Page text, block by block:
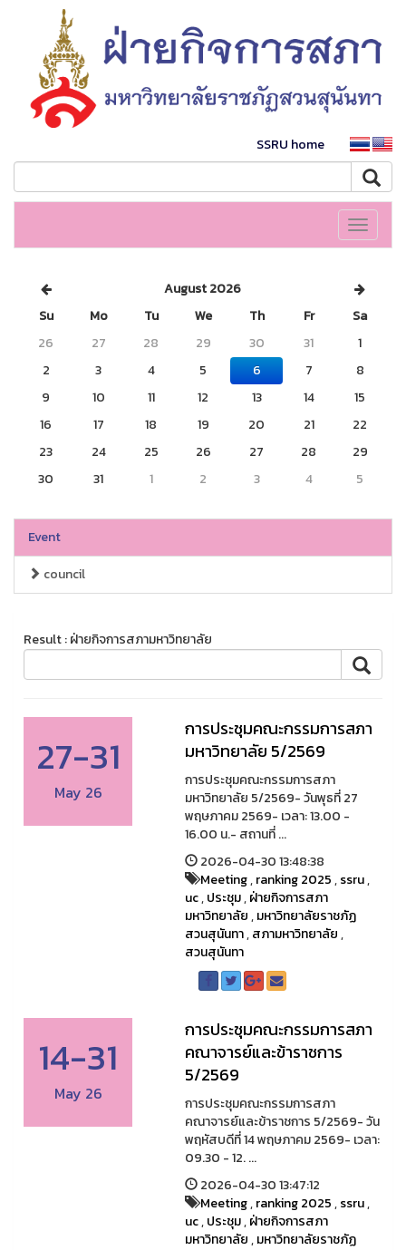
SSRU home
Toggle
August 2026
Su
Mo Tu We Th Fr
Sa
26
27 28 29 30 31
1
2
3 4 5 6 7
8
9
10 11 12 13 14
15
16
17 18 19 20 21
22
23
24 25 26 27 28
29
30
31 1 2 3 4 5
Event
council
Result : ฝ่ายกิจการสภามหาวิทยาลัย
27-31
May 26
การประชุมคณะกรรมการสภา
มหาวิทยาลัย 5/2569
การประชุมคณะกรรมการสภา
มหาวิทยาลัย 5/2569- วันพุธที่ 27
พฤษภาคม 2569- เวลา: 13.00 -
16.00 น.- สถานที่ ...
2026-04-30 13:48:38
Meeting,ranking 2025,ssru,
uc,ประชุม,ฝ่ายกิจการสภา
มหาวิทยาลัย,มหาวิทยาลัยราชภัฏ
สวนสุนันทา,สภามหาวิทยาลัย,
สวนสุนันทา
14-31
May 26
การประชุมคณะกรรมการสภา
คณาจารย์และข้าราชการ
5/2569
การประชุมคณะกรรมการสภา
คณาจารย์และข้าราชการ 5/2569- วัน
พฤหัสบดีที่ 14 พฤษภาคม 2569- เวลา:
09.30 - 12. ...
2026-04-30 13:47:12
Meeting,ranking 2025,ssru,
uc,ประชุม,ฝ่ายกิจการสภา
มหาวิทยาลัย,มหาวิทยาลัยราชภัฏ